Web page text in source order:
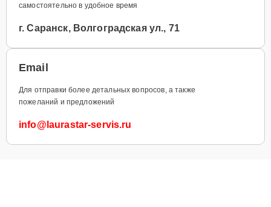
самостоятельно в удобное время
г. Саранск, Волгоградская ул., 71
Email
Для отправки более детальных вопросов, а также
пожеланий и предложений
info@laurastar-servis.ru